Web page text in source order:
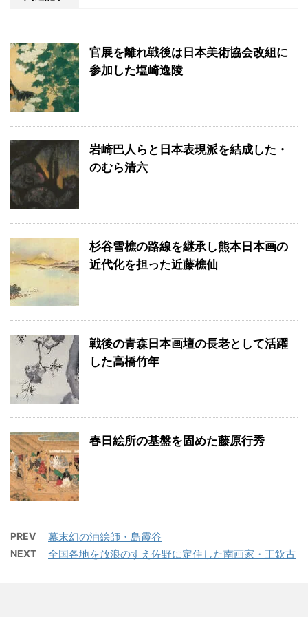
官展を離れ戦後は日本美術協会改組に
参加した塩崎逸陵
岩崎巴人らと日本表現派を結成した・
のむら清六
杉谷雪樵の路線を継承し熊本日本画の
近代化を担った近藤樵仙
戦後の青森日本画壇の長老として活躍
した高橋竹年
春日絵所の基盤を固めた藤原行秀
PREV 幕末幻の油絵師・島霞谷
NEXT 全国各地を放浪のすえ佐野に定住した南画家・王欽古